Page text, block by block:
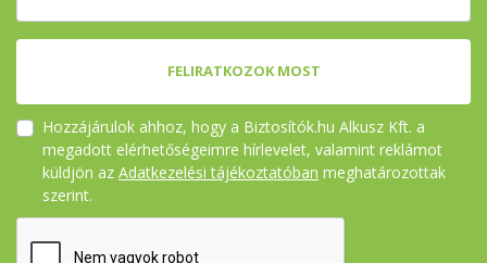
FELIRATKOZOK MOST
Hozzájárulok ahhoz, hogy a Biztosítók.hu Alkusz Kft. a
megadott elérhetőségeimre hírlevelet, valamint reklámot
küldjön az Adatkezelési tájékoztatóban meghatározottak
szerint.